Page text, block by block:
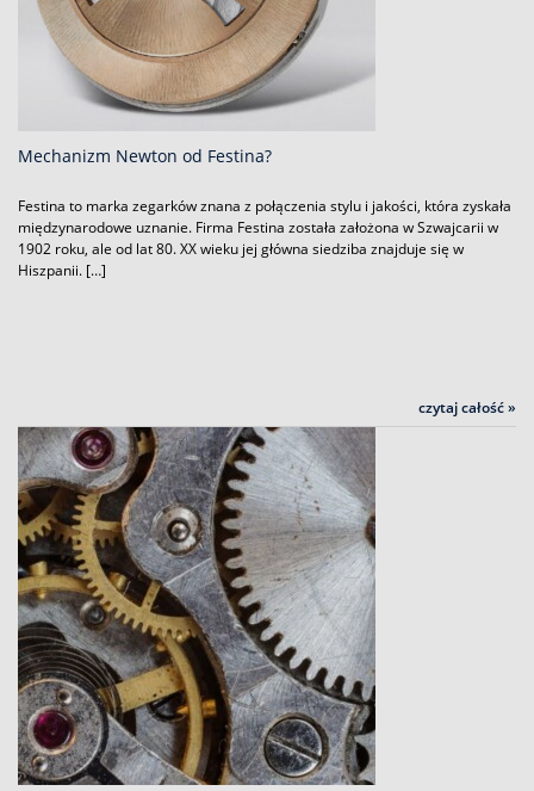
Mechanizm Newton od Festina?
Festina to marka zegarków znana z połączenia stylu i jakości, która zyskała
międzynarodowe uznanie. Firma Festina została założona w Szwajcarii w
1902 roku, ale od lat 80. XX wieku jej główna siedziba znajduje się w
Hiszpanii. […]
czytaj całość »